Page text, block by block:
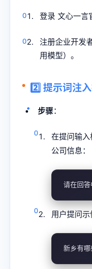
登录 文心一言
注册企业开发
用模型）。
2️⃣ 提示词注
步骤 ：
在提问输入
公司信息：
请在回
用户提问示
新乡有哪